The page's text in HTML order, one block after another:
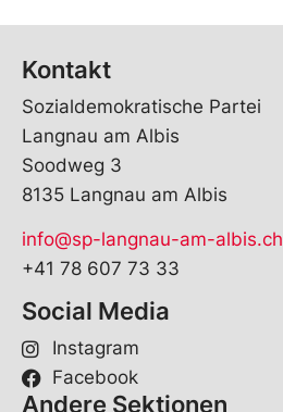
Kontakt
Sozialdemokratische Partei
Langnau am Albis
Soodweg 3
8135 Langnau am Albis
info@sp-langnau-am-albis.ch
+41 78 607 73 33
Social Media
Instagram
Facebook
Andere Sektionen